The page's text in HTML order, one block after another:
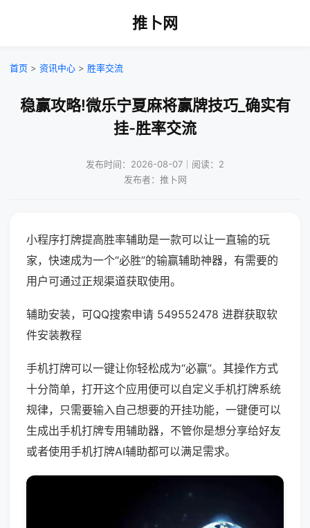
推卜网
首页 > 资讯中心 > 胜率交流
稳赢攻略!微乐宁夏麻将赢牌技巧_确实有
挂-胜率交流
发布时间：2026-08-07｜阅读：2
发布者：推卜网
小程序打牌提高胜率辅助是一款可以让一直输的玩
家，快速成为一个“必胜”的输赢辅助神器，有需要的
用户可通过正规渠道获取使用。
辅助安装，可QQ搜索申请 549552478 进群获取软
件安装教程
手机打牌可以一键让你轻松成为“必赢”。其操作方式
十分简单，打开这个应用便可以自定义手机打牌系统
规律，只需要输入自己想要的开挂功能，一键便可以
生成出手机打牌专用辅助器，不管你是想分享给好友
或者使用手机打牌AI辅助都可以满足需求。